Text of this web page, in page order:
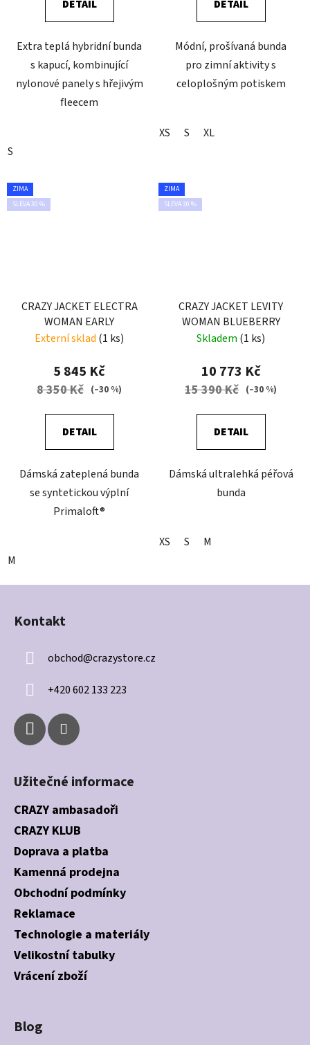
DETAIL
Extra teplá hybridní bunda
s kapucí, kombinující
nylonové panely s hřejivým
fleecem
S
DETAIL
Módní, prošívaná bunda
pro zimní aktivity s
celoplošným potiskem
XS S XL
ZIMA
SLEVA 30 %
CRAZY JACKET ELECTRA
WOMAN EARLY
Externí sklad (1 ks)
5 845 Kč
8 350 Kč (–30 %)
DETAIL
Dámská zateplená bunda
se syntetickou výplní
Primaloft®
M
ZIMA
SLEVA 30 %
CRAZY JACKET LEVITY
WOMAN BLUEBERRY
Skladem (1 ks)
10 773 Kč
15 390 Kč (–30 %)
DETAIL
Dámská ultralehká péřová
bunda
XS S M
Z
Kontakt
obchod@crazystore.cz
+420 602 133 223
Užitečné informace
CRAZY ambasadoři
CRAZY KLUB
Doprava a platba
Kamenná prodejna
Obchodní podmínky
Reklamace
Technologie a materiály
Velikostní tabulky
Vrácení zboží
Blog